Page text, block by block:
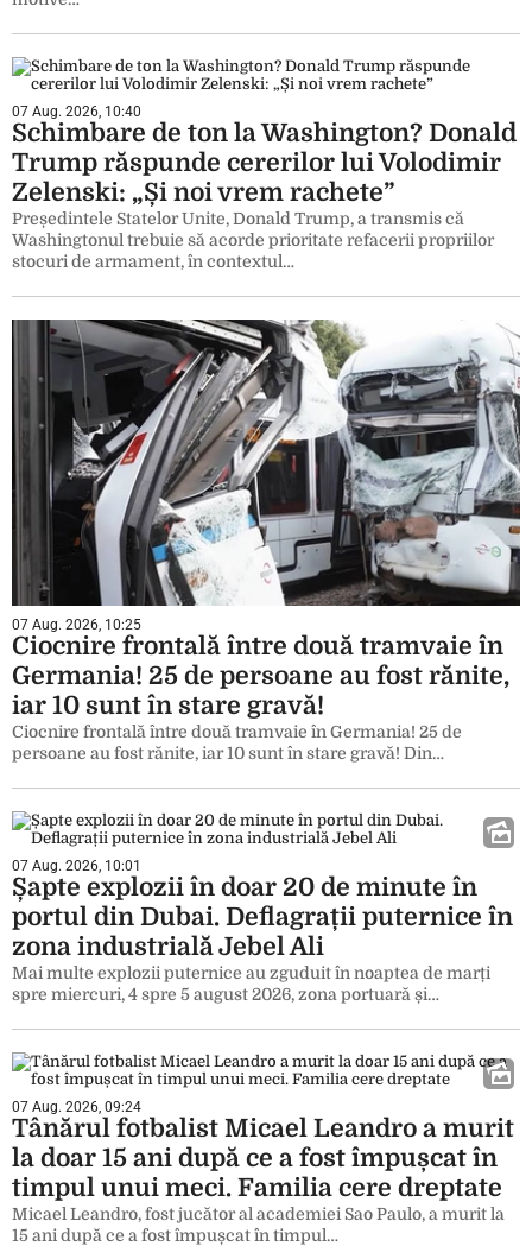
07 Aug. 2026, 10:40
Schimbare de ton la Washington? Donald
Trump răspunde cererilor lui Volodimir
Zelenski: „Și noi vrem rachete”
Președintele Statelor Unite, Donald Trump, a transmis că
Washingtonul trebuie să acorde prioritate refacerii propriilor
stocuri de armament, în contextul…
07 Aug. 2026, 10:25
Ciocnire frontală între două tramvaie în
Germania! 25 de persoane au fost rănite,
iar 10 sunt în stare gravă!
Ciocnire frontală între două tramvaie în Germania! 25 de
persoane au fost rănite, iar 10 sunt în stare gravă! Din…
07 Aug. 2026, 10:01
Șapte explozii în doar 20 de minute în
portul din Dubai. Deflagrații puternice în
zona industrială Jebel Ali
Mai multe explozii puternice au zguduit în noaptea de marți
spre miercuri, 4 spre 5 august 2026, zona portuară și…
07 Aug. 2026, 09:24
Tânărul fotbalist Micael Leandro a murit
la doar 15 ani după ce a fost împușcat în
timpul unui meci. Familia cere dreptate
Micael Leandro, fost jucător al academiei Sao Paulo, a murit la
15 ani după ce a fost împușcat în timpul…